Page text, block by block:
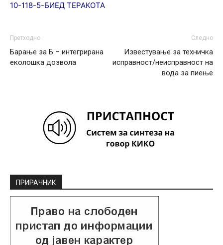
10-118-5-БИЕД ТЕРАКОТА
Претходно
Барање за Б – интегрирана
еколошка дозвола
Следно
Известување за техничка
исправност/неисправност на
вода за пиење
ПРИРАЧНИК